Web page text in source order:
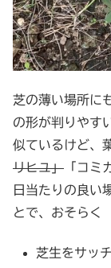
芝の薄い場所に
の形が判りやす
似ているけど、
リヒユ」 「コミ
日当たりの良い
とで、おそらく
芝生をサッ